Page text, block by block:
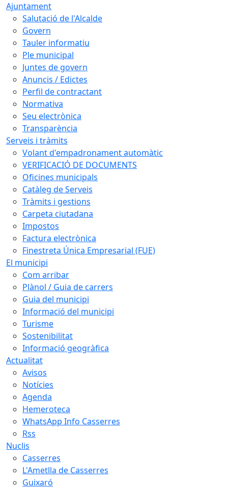
Ajuntament
Salutació de l'Alcalde
Govern
Tauler informatiu
Ple municipal
Juntes de govern
Anuncis / Edictes
Perfil de contractant
Normativa
Seu electrònica
Transparència
Serveis i tràmits
Volant d'empadronament automàtic
VERIFICACIÓ DE DOCUMENTS
Oficines municipals
Catàleg de Serveis
Tràmits i gestions
Carpeta ciutadana
Impostos
Factura electrònica
Finestreta Única Empresarial (FUE)
El municipi
Com arribar
Plànol / Guia de carrers
Guia del municipi
Informació del municipi
Turisme
Sostenibilitat
Informació geogràfica
Actualitat
Avisos
Notícies
Agenda
Hemeroteca
WhatsApp Info Casserres
Rss
Nuclis
Casserres
L'Ametlla de Casserres
Guixaró